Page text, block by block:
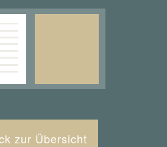
zur Übersicht